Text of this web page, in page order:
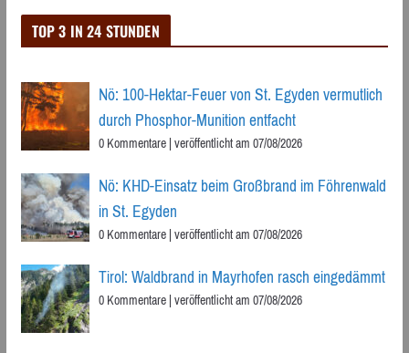
TOP 3 IN 24 STUNDEN
Nö: 100-Hektar-Feuer von St. Egyden vermutlich
durch Phosphor-Munition entfacht
0 Kommentare|veröffentlicht am 07/08/2026
Nö: KHD-Einsatz beim Großbrand im Föhrenwald
in St. Egyden
0 Kommentare|veröffentlicht am 07/08/2026
Tirol: Waldbrand in Mayrhofen rasch eingedämmt
0 Kommentare|veröffentlicht am 07/08/2026